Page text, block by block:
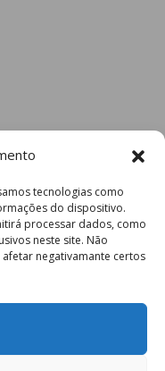
tecnologias como
do dispositivo.
processar dados, como
neste site. Não
negativamante certos